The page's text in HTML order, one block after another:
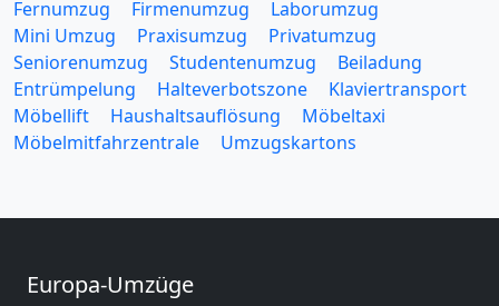
Fernumzug
Firmenumzug
Laborumzug
Mini Umzug
Praxisumzug
Privatumzug
Seniorenumzug
Studentenumzug
Beiladung
Entrümpelung
Halteverbotszone
Klaviertransport
Möbellift
Haushaltsauflösung
Möbeltaxi
Möbelmitfahrzentrale
Umzugskartons
Europa-Umzüge